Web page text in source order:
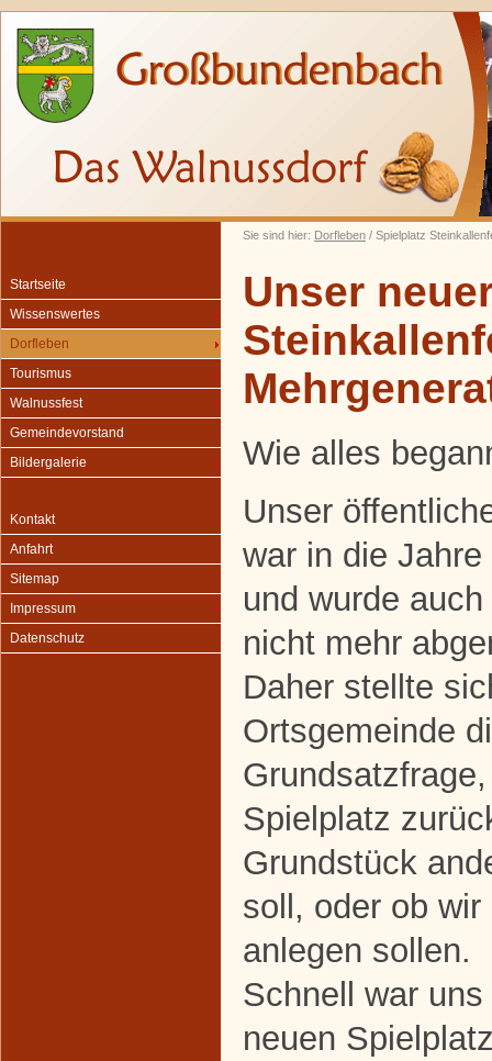
Sie sind hier: Dorfleben / Spielplatz
Startseite
Wissenswertes
Dorfleben
Tourismus
Walnussfest
Gemeindevorstand
Bildergalerie
Kontakt
Anfahrt
Sitemap
Impressum
Datenschutz
Unser
Wie alles
Unser
war in die
und wurde
nicht mehr
Daher stellte
Ortsgemeinde
Spielplatz
Grundstück
soll, oder ob
anlegen sollen.
Schnell war
neuen